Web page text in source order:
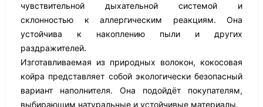
чувствительной дыхательной системой и
склонностью к аллергическим реакциям. Она
устойчива к накоплению пыли и других
раздражителей.
Изготавливаемая из природных волокон, кокосовая
койра представляет собой экологически безопасный
вариант наполнителя. Она подойдёт покупателям,
выбирающим натуральные и устойчивые материалы.